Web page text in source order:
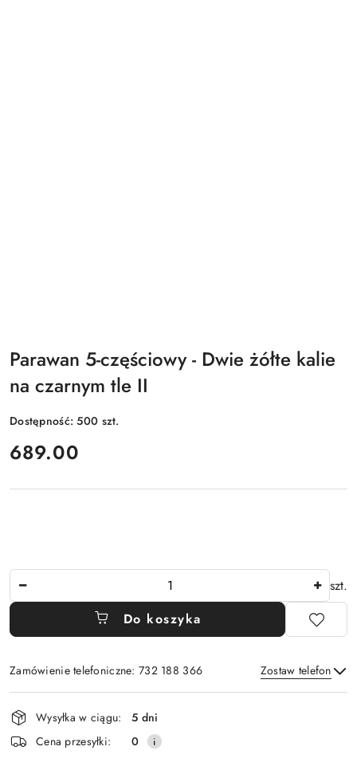
Parawan 5-częściowy - Dwie żółte kalie
na czarnym tle II
Dostępność:500 szt.
cena:
689.00
szt.
Do koszyka
Zamówienie telefoniczne: 732 188 366 Zostaw telefon
Wyślij
Dostępność
i
dostawa
Wysyłka w ciągu:
5 dni
Cena przesyłki:
0